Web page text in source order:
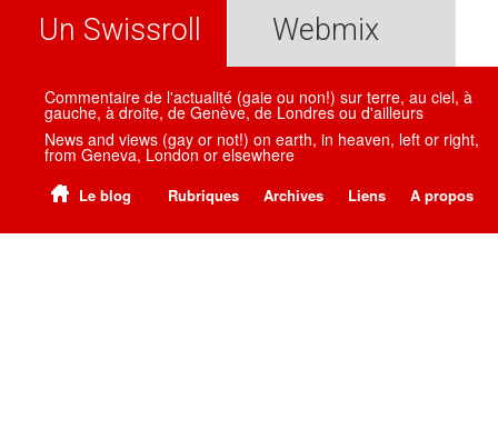
Un Swissroll Webmix
Commentaire de l'actualité (gaie ou non!) sur terre, au ciel, à
gauche, à droite, de Genève, de Londres ou d'ailleurs
News and views (gay or not!) on earth, in heaven, left or right,
from Geneva, London or elsewhere
Le blog Rubriques Archives Liens A propos